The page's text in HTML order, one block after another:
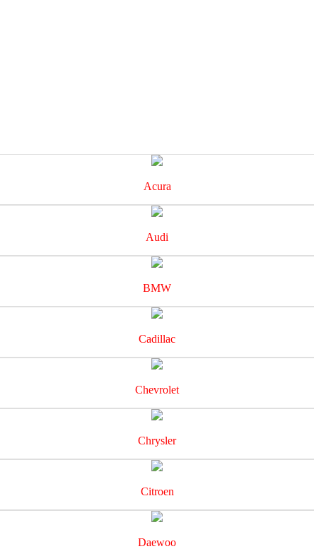
Acura
Audi
BMW
Cadillac
Chevrolet
Chrysler
Citroen
Daewoo